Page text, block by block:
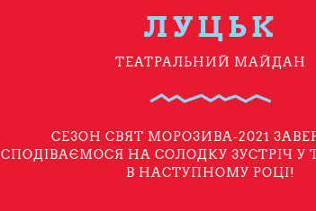
ЛУЦЬК
ТЕАТРАЛЬНИЙ МАЙДАН
СЕЗОН СВЯТ МОРОЗИВА-2021
СПОДІВАЄМОСЯ НА СОЛОДКУ ЗУСТРІЧ У
В НАСТУПНОМУ РОЦІ!